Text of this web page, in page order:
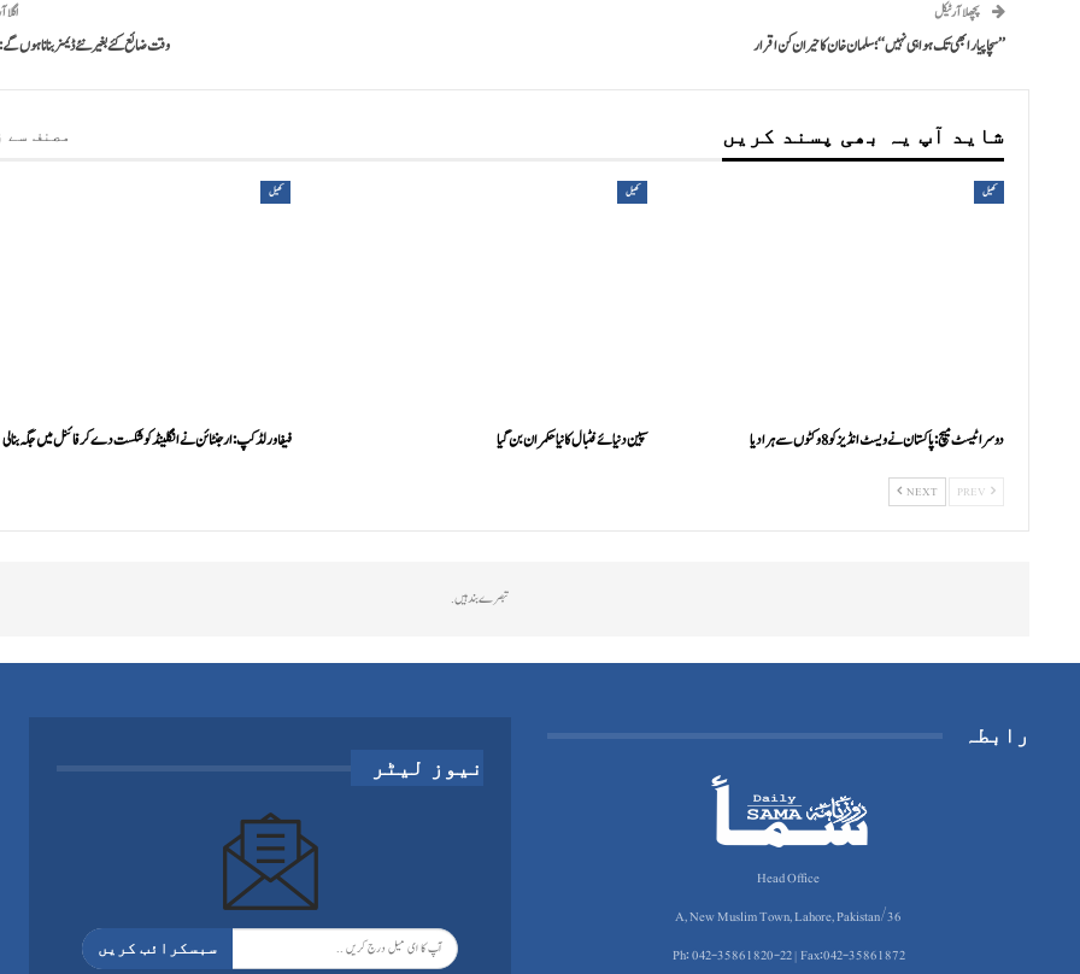
پچھلا آرٹیکل
’’سچا پیار ابھی تک ہوا ہی نہیں‘‘ ؛ سلمان خان کا حیران کن اقرار
اگلا
وقت ضائع کئے بغیر نئے ڈیمز بنانا ہوں
شاید آپ یہ بھی پسند کریں مصنف سے
کھیل
دوسرا ٹیسٹ میچ: پاکستان نے ویسٹ انڈیز کو 8 وکٹوں سے ہرا دیا
کھیل
سپین دنیائے فٹبال کا نیا حکمران بن گیا
کھیل
فیفا ورلڈکپ: ارجنٹائن نے انگلینڈ کو شکست دے کر فائنل میں جگہ بنا لی
NEXT
تبصرے بند ہیں.
رابطہ
Head Office
36/A, New Muslim Town, Lahore, Pakistan
Ph: 042-35861820-22 | Fax:042-35861872
نیوز لیٹر
سبسکرائب کریں